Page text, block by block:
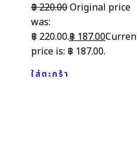
฿220.00Original price
was:
฿ 220.00.฿187.00
price is: ฿ 187.00.
ใส่ตะกร้า